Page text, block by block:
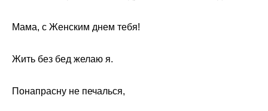
Мама, с Женским днем тебя!
Жить без бед желаю я.
Понапрасну не печалься,